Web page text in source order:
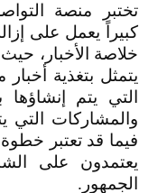
تختبر منصة
كبيراً يعمل على
خلاصة الأخبار،
يتمثل بتغذية
التي يتم
والمشاركات التي
فيما قد تعتبر خطوة
يعتمدون على
الجمهور.